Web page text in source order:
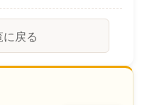
戻る